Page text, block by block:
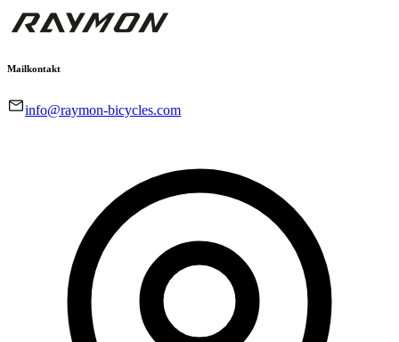
Mailkontakt
info@raymon-bicycles.com